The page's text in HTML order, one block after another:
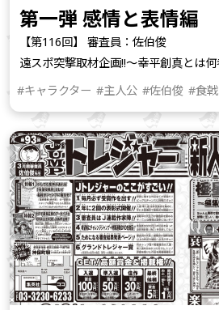
第一弾 感情と表情編
【第116回】 審査員：佐伯俊
遠スポ突撃取材企画!!～幸平創真とは
#キャラクター #主人公 #佐伯俊 #食